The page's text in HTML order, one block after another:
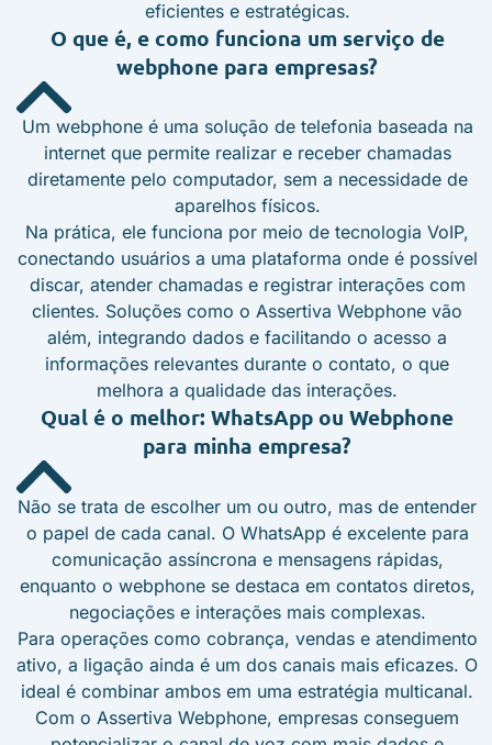
eficientes e estratégicas.
O que é, e como funciona um serviço de
webphone para empresas?
Um webphone é uma solução de telefonia baseada na
internet que permite realizar e receber chamadas
diretamente pelo computador, sem a necessidade de
aparelhos físicos.
Na prática, ele funciona por meio de tecnologia VoIP,
conectando usuários a uma plataforma onde é possível
discar, atender chamadas e registrar interações com
clientes. Soluções como o Assertiva Webphone vão
além, integrando dados e facilitando o acesso a
informações relevantes durante o contato, o que
melhora a qualidade das interações.
Qual é o melhor: WhatsApp ou Webphone
para minha empresa?
Não se trata de escolher um ou outro, mas de entender
o papel de cada canal. O WhatsApp é excelente para
comunicação assíncrona e mensagens rápidas,
enquanto o webphone se destaca em contatos diretos,
negociações e interações mais complexas.
Para operações como cobrança, vendas e atendimento
ativo, a ligação ainda é um dos canais mais eficazes. O
ideal é combinar ambos em uma estratégia multicanal.
Com o Assertiva Webphone, empresas conseguem